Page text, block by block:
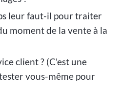
leur faut-il pour traiter
moment de la vente à la
client ? (C'est une
vous-même pour